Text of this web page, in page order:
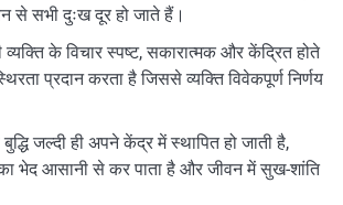
से सभी दुःख दूर हो जाते हैं।
के विचार स्पष्ट, सकारात्मक और केंद्रित होते
प्रदान करता है जिससे व्यक्ति विवेकपूर्ण निर्णय
जल्दी ही अपने केंद्र में स्थापित हो जाती है,
भेद आसानी से कर पाता है और जीवन में सुख-शांति